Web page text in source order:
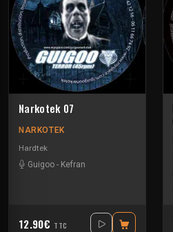
Narkotek 07
NARKOTEK
Hardtek
Guigoo - Kefran
12.90€ TTC